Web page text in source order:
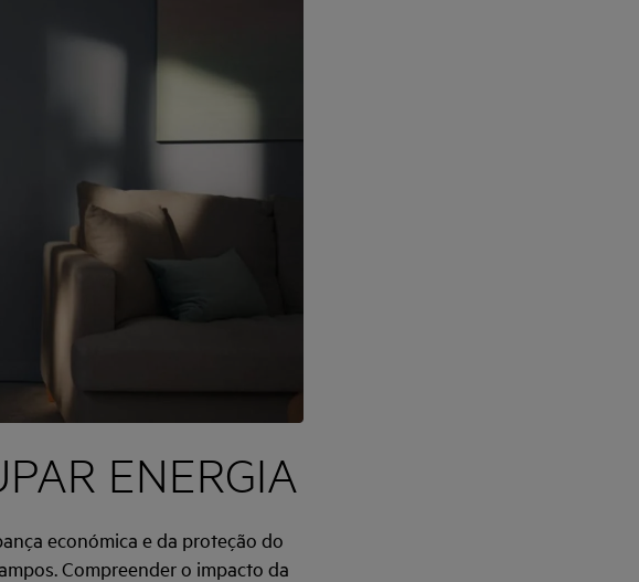
ENERGIA
económica e da proteção do
Compreender o impacto da